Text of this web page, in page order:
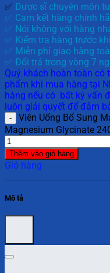
✅ Dược sĩ chuyên môn
✅ Cam kết hàng chính
✅ Nói không với hàng
✅ Kiểm tra hàng trước
✅ Miễn phí giao hàng
✅ Đổi trả trong vòng 7
Quý khách hoàn toàn có
phẩm khi mua hàng tại
hàng nếu có bất kỳ vấn
luôn giải quyết để đảm
Viên Uống Bổ Sung
Magnesium Glycinate
Thêm vào giỏ hàng
Giỏ hàng
Mô tả